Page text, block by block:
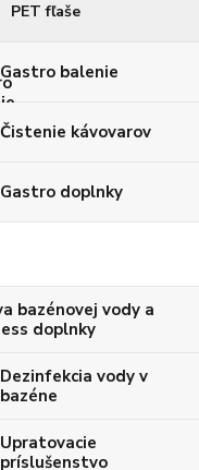
PET fľaše
Gastro balenie
Čistenie kávovarov
Gastro doplnky
bazénovej vody a
doplnky
Dezinfekcia vody v
bazéne
Upratovacie
príslušenstvo